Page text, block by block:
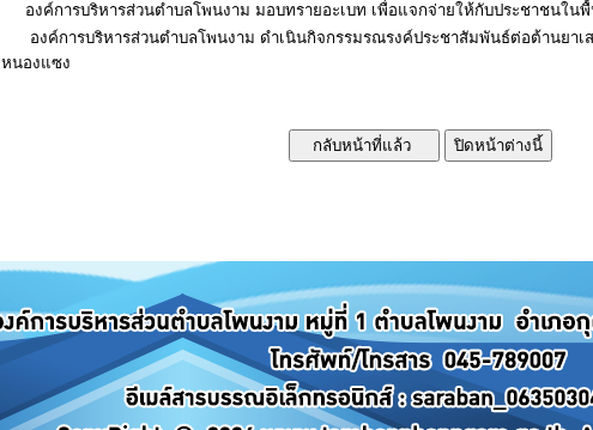
องค์การบริหารส่วนตำบลโพนงาม มอบทรายอะเบท เพื่อแจกจ่ายให้กับประชาชนใน
องค์การบริหารส่วนตำบลโพนงาม ดำเนินกิจกรรมรณรงค์ประชาสัมพันธ์ต่อต้านยาเ
หนองแซง